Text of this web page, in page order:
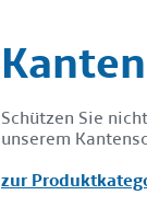
Schützen Sie
unserem
zur